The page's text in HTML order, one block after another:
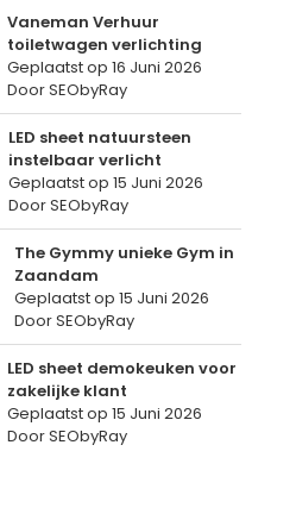
Vaneman Verhuur
toiletwagen verlichting
Geplaatst op 16 Juni 2026
Door SEObyRay
LED sheet natuursteen
instelbaar verlicht
Geplaatst op15 Juni 2026
Door SEObyRay
The Gymmy unieke Gym in
Zaandam
Geplaatst op 15 Juni 2026
Door SEObyRay
LED sheet demokeuken voor
zakelijke klant
Geplaatst op 15 Juni 2026
Door SEObyRay